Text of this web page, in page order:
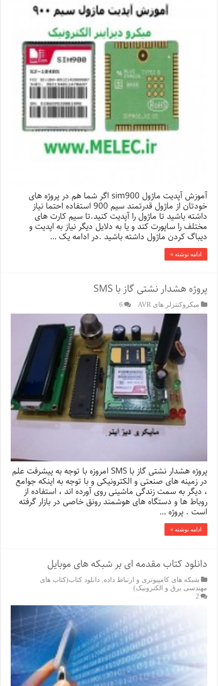
آموزش آپدیت ماژول sim900 اگر شما هم در پروژه های
خودتان از ماژول قدرتمند سیم 900 استفاده احتما نیاز
داشته باشید تا ماژول را آپدیت کنید.تا سیم کارت های
مختلف را ساپورت کند و یا به دلایل دیگر نیاز به اپدیت و
دیباگ کردن ماژول داشته باشید .در ادامه یک …
ادامه نوشته »
پروژه هشدار نشتی گاز با SMS
میکروکنترلر های AVR 6
پروژه هشدار نشتی گاز با SMS امروزه با توجه به پیشرفت علم
در زمینه های صنعتی و الکترونیکی و با توجه به اینکه جوامع
، دیگر به سمت زندگی ماشینی روی آورده اند ، استفاده از
روباط ها و دستگاه های هوشمند رونق خاصی در بازار گرفته
است . پروژه …
ادامه نوشته »
دانلود کتاب مقدمه ای بر شبکه های موبایل
شبکه های کامپیوتری و ارتباط داده,دانلود کتاب(کتاب های
مهندسی برق و الکترونیک)
2